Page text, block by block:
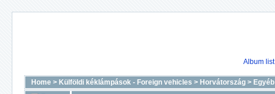
Album list
Home > Külföldi kéklámpások - Foreign vehicles > Horvátország > Egyéb